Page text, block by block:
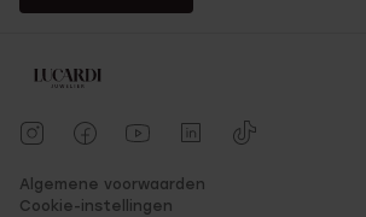
Algemene voorwaarden
Cookie-instellingen